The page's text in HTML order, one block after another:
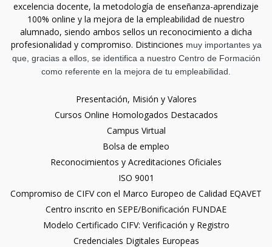
excelencia docente, la metodología de enseñanza-aprendizaje
100% online y la mejora de la empleabilidad de nuestro
alumnado, siendo ambos sellos un reconocimiento a dicha
profesionalidad y compromiso. Distinciones muy importantes ya
que, gracias a ellos, se identifica a nuestro Centro de Formación
como referente en la mejora de tu empleabilidad.
Presentación, Misión y Valores
Cursos Online Homologados Destacados
Campus Virtual
Bolsa de empleo
Reconocimientos y Acreditaciones Oficiales
ISO 9001
Compromiso de CIFV con el Marco Europeo de Calidad EQAVET
Centro inscrito en SEPE/Bonificación FUNDAE
Modelo Certificado CIFV: Verificación y Registro
Credenciales Digitales Europeas